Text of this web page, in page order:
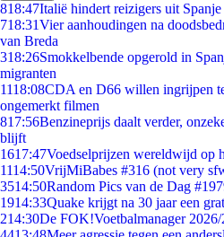
818:47Italië hindert reizigers uit
718:31Vier aanhoudingen na
van Breda
318:26Smokkelbende opgerold in
migranten
1118:08CDA en D66 willen ingrijpen
ongemerkt filmen
817:56Benzineprijs daalt verder,
blijft
1617:47Voedselprijzen wereldwijd op
1114:50VrijMiBabes #316 (not very
3514:50Random Pics van de Dag
1914:33Quake krijgt na 30 jaar een
214:30De FOK!Voetbalmanager 2026/